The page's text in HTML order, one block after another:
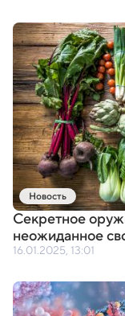
Новость
Секретное
неожиданное
16.01.2025, 13:01